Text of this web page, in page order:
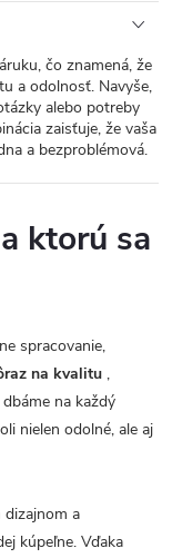
čo znamená, že
a odolnosť. Navyše,
alebo potreby
zaisťuje, že vaša
a bezproblémová.
ktorú sa
spracovanie,
na kvalitu ,
na každý
nielen odolné, ale aj
dizajnom a
kúpeľne. Vďaka